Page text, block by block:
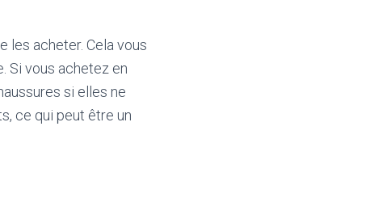
les acheter. Cela vous
Si vous achetez en
si elles ne
ce qui peut être un